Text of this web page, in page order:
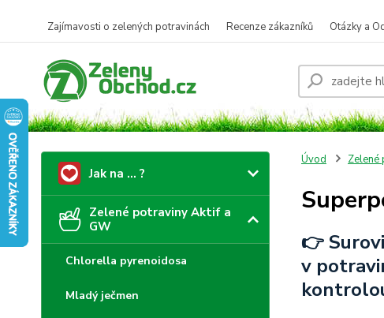
Zajímavosti o zelených potravinách Recenze zákazníků Otázky a
Jak na ... ?
Zelené potraviny Aktif a
GW
Chlorella pyrenoidosa
Mladý ječmen
Úvod Zelené
👉
v